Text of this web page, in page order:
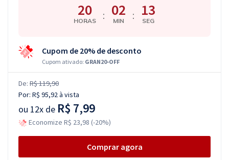
20
HORAS : 02
MIN : 12
SEG
Cupom de 20% de desconto
Cupom ativado: GRAN20-OFF
De: R$ 119,90
Por: R$ 95,92à vista
ou 12x de R$ 7,99
Economize R$ 23,98 (-20%)
Comprar agora